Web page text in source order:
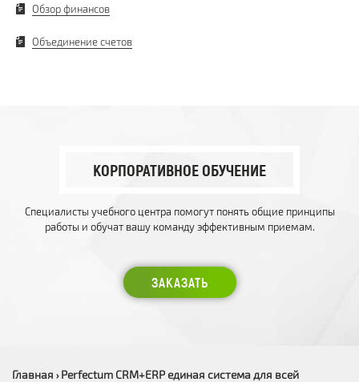
Обзор финансов
Объединение счетов
КОРПОРАТИВНОЕ ОБУЧЕНИЕ
Специалисты учебного центра помогут понять общие принципы
работы и обучат вашу команду эффективным приемам.
ЗАКАЗАТЬ
Главная › Perfectum CRM+ERP единая система для всей